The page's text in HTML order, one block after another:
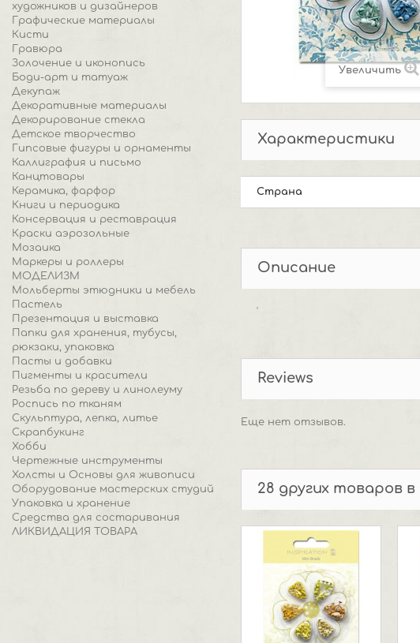
художников и дизайнеров
Графические материалы
Кисти
Гравюра
Золочение и иконопись
Боди-арт и татуаж
Декупаж
Декоративные материалы
Декорирование стекла
Детское творчество
Гипсовые фигуры и орнаменты
Каллиграфия и письмо
Канцтовары
Керамика, фарфор
Книги и периодика
Консервация и реставрация
Краски аэрозольные
Мозаика
Маркеры и роллеры
МОДЕЛИЗМ
Мольберты этюдники и мебель
Пастель
Презентация и выставка
Папки для хранения, тубусы,
рюкзаки, упаковка
Пасты и добавки
Пигменты и красители
Резьба по дереву и линолеуму
Роспись по тканям
Скульптура, лепка, литье
Скрапбукинг
Хобби
Чертежные инструменты
Холсты и Основы для живописи
Оборудование мастерских студий
Упаковка и хранение
Средства для состаривания
ЛИКВИДАЦИЯ ТОВАРА
Увеличить
Характеристики
Страна
Описание
'
Reviews
Еще нет отзывов.
28 других товаров